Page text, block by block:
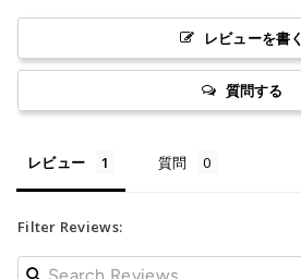
レビューを書く
質問する
レビュー 質問
Filter Reviews: